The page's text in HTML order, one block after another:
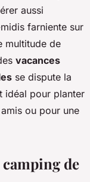
aussi
farniente sur
multitude de
vacances
se dispute la
idéal pour planter
ou pour une
de